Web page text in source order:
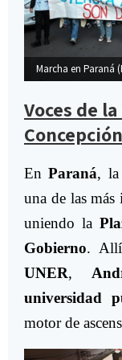
Marcha en Paraná
Voces de
EnParaná, la
una de las más
uniendo la
Gobierno.
UNER,
universidad
motor de